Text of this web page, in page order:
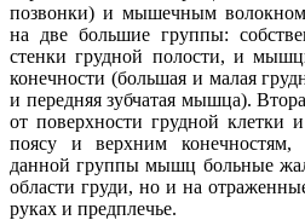
позвонки) и мышечным
на две большие группы:
стенки грудной полости, и
конечности (большая и малая
и передняя зубчатая мышца).
от поверхности грудной клетки
поясу и верхним конечностям,
данной группы мышц больные
области груди, но и на
руках и предплечье.